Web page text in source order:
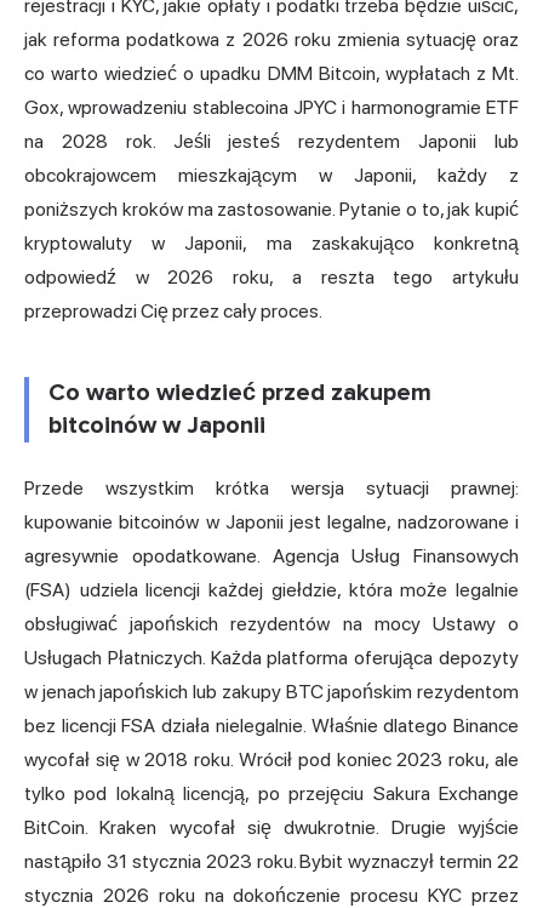
rejestracji i KYC, jakie opłaty i podatki trzeba będzie uiścić,
jak reforma podatkowa z 2026 roku zmienia sytuację oraz
co warto wiedzieć o upadku DMM Bitcoin, wypłatach z Mt.
Gox, wprowadzeniu stablecoina JPYC i harmonogramie ETF
na 2028 rok. Jeśli jesteś rezydentem Japonii lub
obcokrajowcem mieszkającym w Japonii, każdy z
poniższych kroków ma zastosowanie. Pytanie o to, jak kupić
kryptowaluty w Japonii, ma zaskakująco konkretną
odpowiedź w 2026 roku, a reszta tego artykułu
przeprowadzi Cię przez cały proces.
Co warto wiedzieć przed zakupem
bitcoinów w Japonii
Przede wszystkim krótka wersja sytuacji prawnej:
kupowanie bitcoinów w Japonii jest legalne, nadzorowane i
agresywnie opodatkowane. Agencja Usług Finansowych
(FSA) udziela licencji każdej giełdzie, która może legalnie
obsługiwać japońskich rezydentów na mocy Ustawy o
Usługach Płatniczych. Każda platforma oferująca depozyty
w jenach japońskich lub zakupy BTC japońskim rezydentom
bez licencji FSA działa nielegalnie. Właśnie dlatego Binance
wycofał się w 2018 roku. Wrócił pod koniec 2023 roku, ale
tylko pod lokalną licencją, po przejęciu Sakura Exchange
BitCoin. Kraken wycofał się dwukrotnie. Drugie wyjście
nastąpiło 31 stycznia 2023 roku. Bybit wyznaczył termin 22
stycznia 2026 roku na dokończenie procesu KYC przez